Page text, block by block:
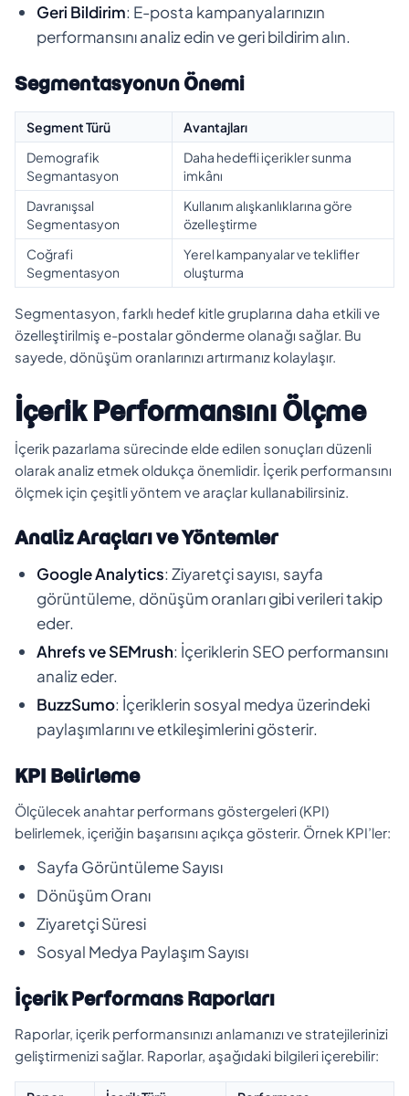
Geri Bildirim: E-posta kampanyalarınızın
performansını analiz edin ve geri bildirim alın.
Segmentasyonun Önemi
Segment Türü
Avantajları
Demografik
Segmantasyon
Daha hedefli içerikler sunma
imkânı
Davranışsal
Segmentasyon
Kullanım alışkanlıklarına göre
özelleştirme
Coğrafi
Segmentasyon
Yerel kampanyalar ve teklifler
oluşturma
Segmentasyon, farklı hedef kitle gruplarına daha etkili ve
özelleştirilmiş e-postalar gönderme olanağı sağlar. Bu
sayede, dönüşüm oranlarınızı artırmanız kolaylaşır.
İçerik Performansını Ölçme
İçerik pazarlama sürecinde elde edilen sonuçları düzenli
olarak analiz etmek oldukça önemlidir. İçerik performansını
ölçmek için çeşitli yöntem ve araçlar kullanabilirsiniz.
Analiz Araçları ve Yöntemler
Google Analytics: Ziyaretçi sayısı, sayfa
görüntüleme, dönüşüm oranları gibi verileri takip
eder.
Ahrefs ve SEMrush: İçeriklerin SEO performansını
analiz eder.
BuzzSumo: İçeriklerin sosyal medya üzerindeki
paylaşımlarını ve etkileşimlerini gösterir.
KPI Belirleme
Ölçülecek anahtar performans göstergeleri (KPI)
belirlemek, içeriğin başarısını açıkça gösterir. Örnek KPI’ler:
Sayfa Görüntüleme Sayısı
Dönüşüm Oranı
Ziyaretçi Süresi
Sosyal Medya Paylaşım Sayısı
İçerik Performans Raporları
Raporlar, içerik performansınızı anlamanızı ve stratejilerinizi
geliştirmenizi sağlar. Raporlar, aşağıdaki bilgileri içerebilir: